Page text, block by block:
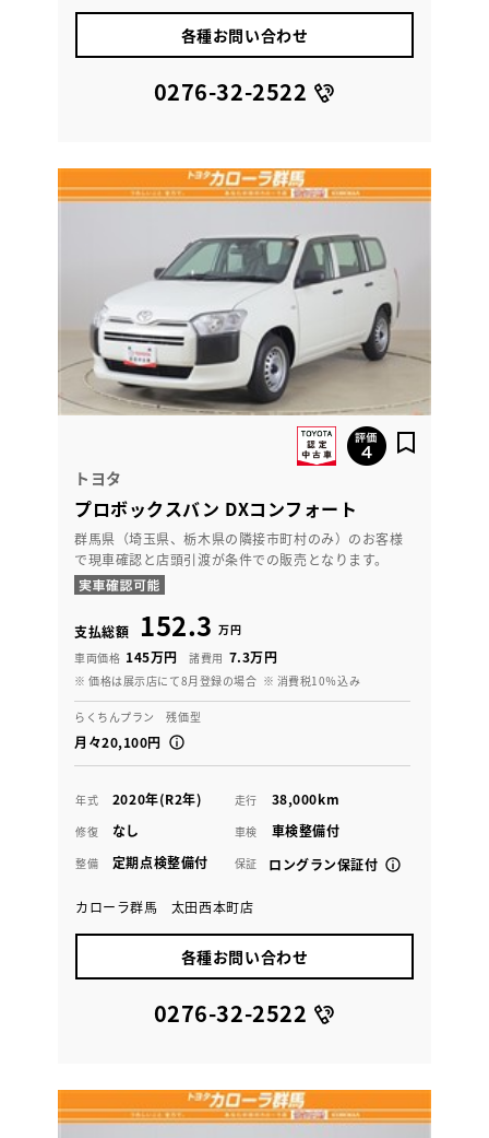
各種お問い合わせ
0276-32-2522
トヨタ
プロボックスバン DXコンフォート
群馬県（埼玉県、栃木県の隣接市町村のみ）のお客様
で現車確認と店頭引渡が条件での販売となります。
支払総額 152.3 万円
車両価格 145万円 諸費用 7.3万円
※ 価格は展示店にて8月登録の場合 ※ 消費税10％込み
らくちんプラン 残価型
月々20,100円
年式 2020年(R2年) 走行 38,000km
修復 なし 車検 車検整備付
整備 定期点検整備付 保証 ロングラン保証付
カローラ群馬 太田西本町店
各種お問い合わせ
0276-32-2522